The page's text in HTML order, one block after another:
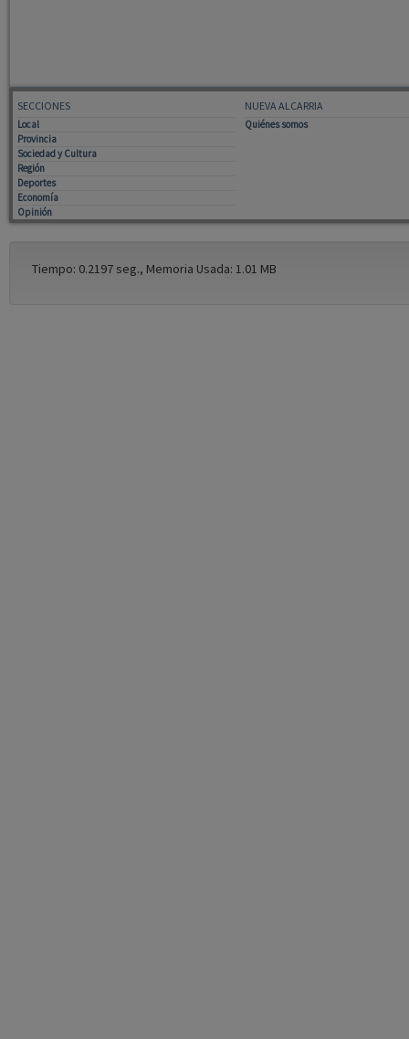
SECCIONES
Local
Provincia
Sociedad y Cultura
Región
Deportes
Economía
Opinión
NUEVA ALCARRIA
Quiénes somos
Tiempo: 0.2197 seg., Memoria Usada: 1.01 MB